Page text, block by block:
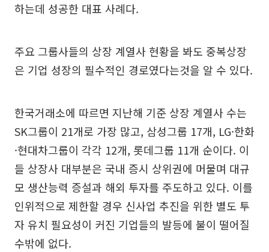
하는데 성공한 대표 사례다.
주요 그룹사들의 상장 계열사 현황을 봐도 중복상장
은 기업 성장의 필수적인 경로였다는것을 알 수 있다.
한국거래소에 따르면 지난해 기준 상장 계열사 수는
SK그룹이 21개로 가장 많고, 삼성그룹 17개, LG·한화
·현대차그룹이 각각 12개, 롯데그룹 11개 순이다. 이
들 상장사 대부분은 국내 증시 상위권에 머물며 대규
모 생산능력 증설과 해외 투자를 주도하고 있다. 이를
인위적으로 제한할 경우 신사업 추진을 위한 별도 투
자 유치 필요성이 커진 기업들의 발등에 불이 떨어질
수밖에 없다.